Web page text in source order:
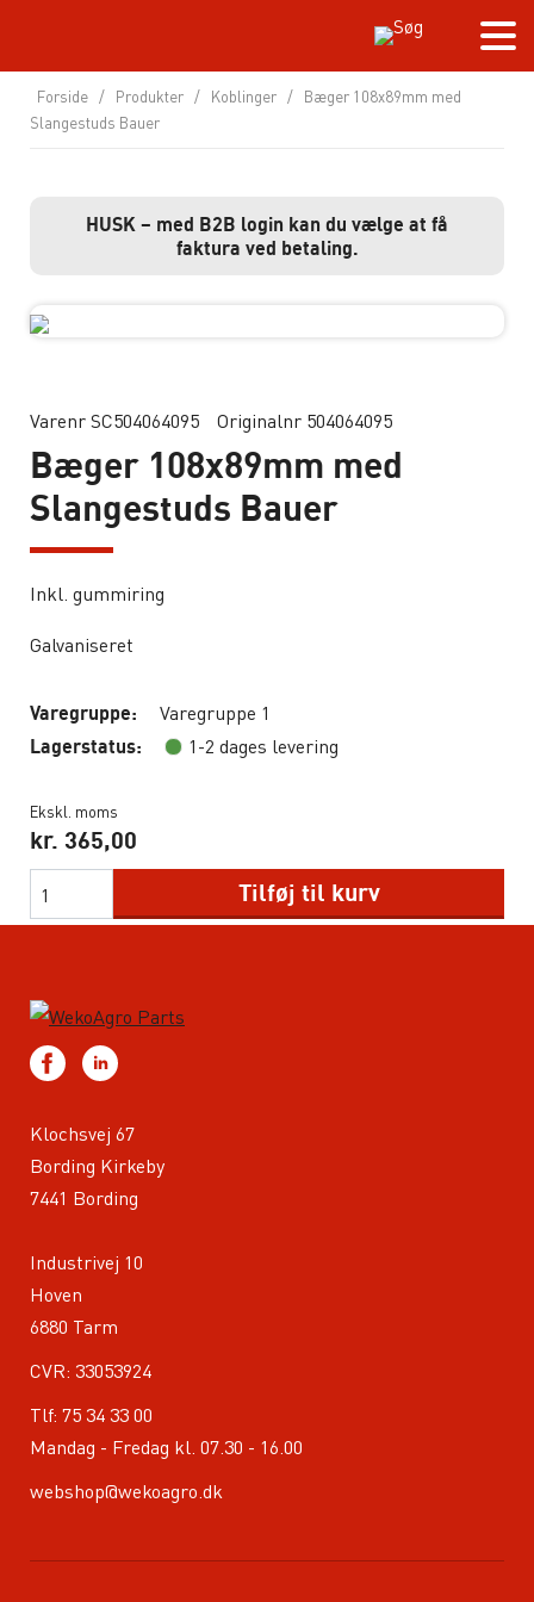
Forside / Produkter / Koblinger / Bæger 108x89mm med
Slangestuds Bauer
HUSK – med B2B login kan du vælge at få
faktura ved betaling.
Varenr SC504064095 Originalnr 504064095
Bæger 108x89mm med
Slangestuds Bauer
Inkl. gummiring
Galvaniseret
Varegruppe: Varegruppe 1
Lagerstatus: 1-2 dages levering
Ekskl. moms
kr. 365,00
Tilføj til kurv
Klochsvej 67
Bording Kirkeby
7441 Bording
Industrivej 10
Hoven
6880 Tarm
CVR: 33053924
Tlf: 75 34 33 00
Mandag - Fredag kl. 07.30 - 16.00
webshop@wekoagro.dk